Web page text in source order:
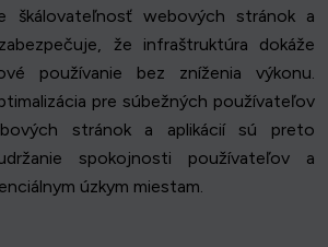
škálovateľnosť webových stránok a
že infraštruktúra dokáže
používanie bez zníženia výkonu.
pre súbežných používateľov
stránok a aplikácií sú preto
spokojnosti používateľov a
úzkym miestam.